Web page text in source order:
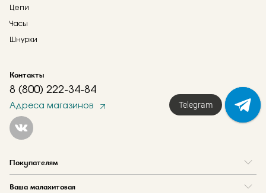
Цепи
Часы
Шнурки
Контакты
8 (800) 222-34-84
Адреса магазинов
Покупателям
Ваша малахитовая
Telegram